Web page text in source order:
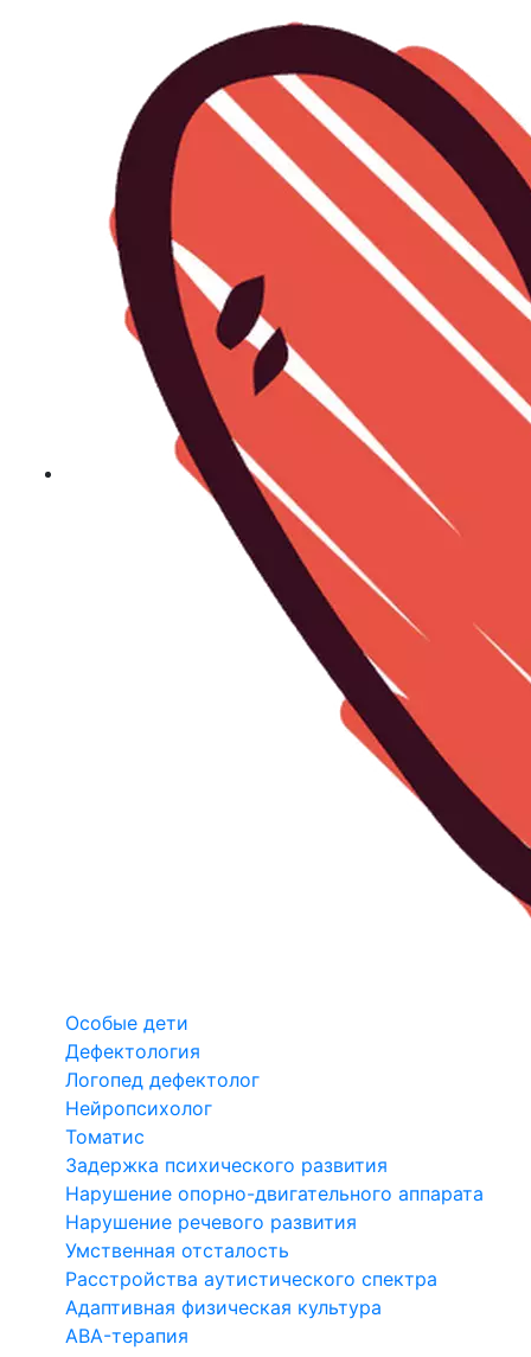
Особые дети
Дефектология
Логопед дефектолог
Нейропсихолог
Томатис
Задержка психического развития
Нарушение опорно-двигательного аппарата
Нарушение речевого развития
Умственная отсталость
Расстройства аутистического спектра
Адаптивная физическая культура
ABA-терапия